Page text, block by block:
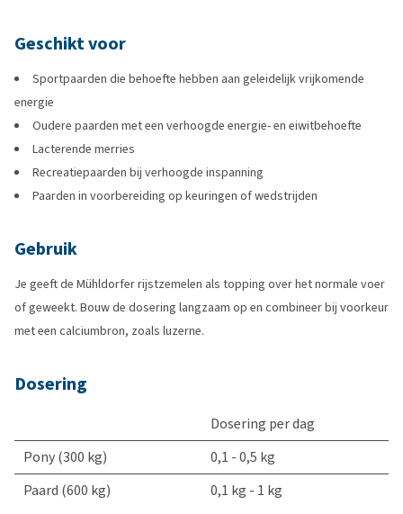
Geschikt voor
Sportpaarden die behoefte hebben aan geleidelijk vrijkomende
energie
Oudere paarden met een verhoogde energie- en eiwitbehoefte
Lacterende merries
Recreatiepaarden bij verhoogde inspanning
Paarden in voorbereiding op keuringen of wedstrijden
Gebruik
Je geeft de Mühldorfer rijstzemelen als topping over het normale voer
of geweekt. Bouw de dosering langzaam op en combineer bij voorkeur
met een calciumbron, zoals luzerne.
Dosering
Dosering per dag
Pony (300 kg)
0,1 - 0,5 kg
Paard (600 kg)
0,1 kg - 1 kg